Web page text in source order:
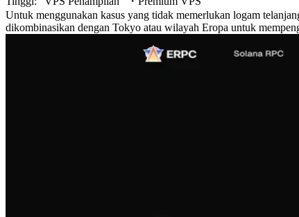
Untuk menggunakan kasus yang tidak memerlukan logam
dikombinasikan dengan Tokyo atau wilayah Eropa untuk